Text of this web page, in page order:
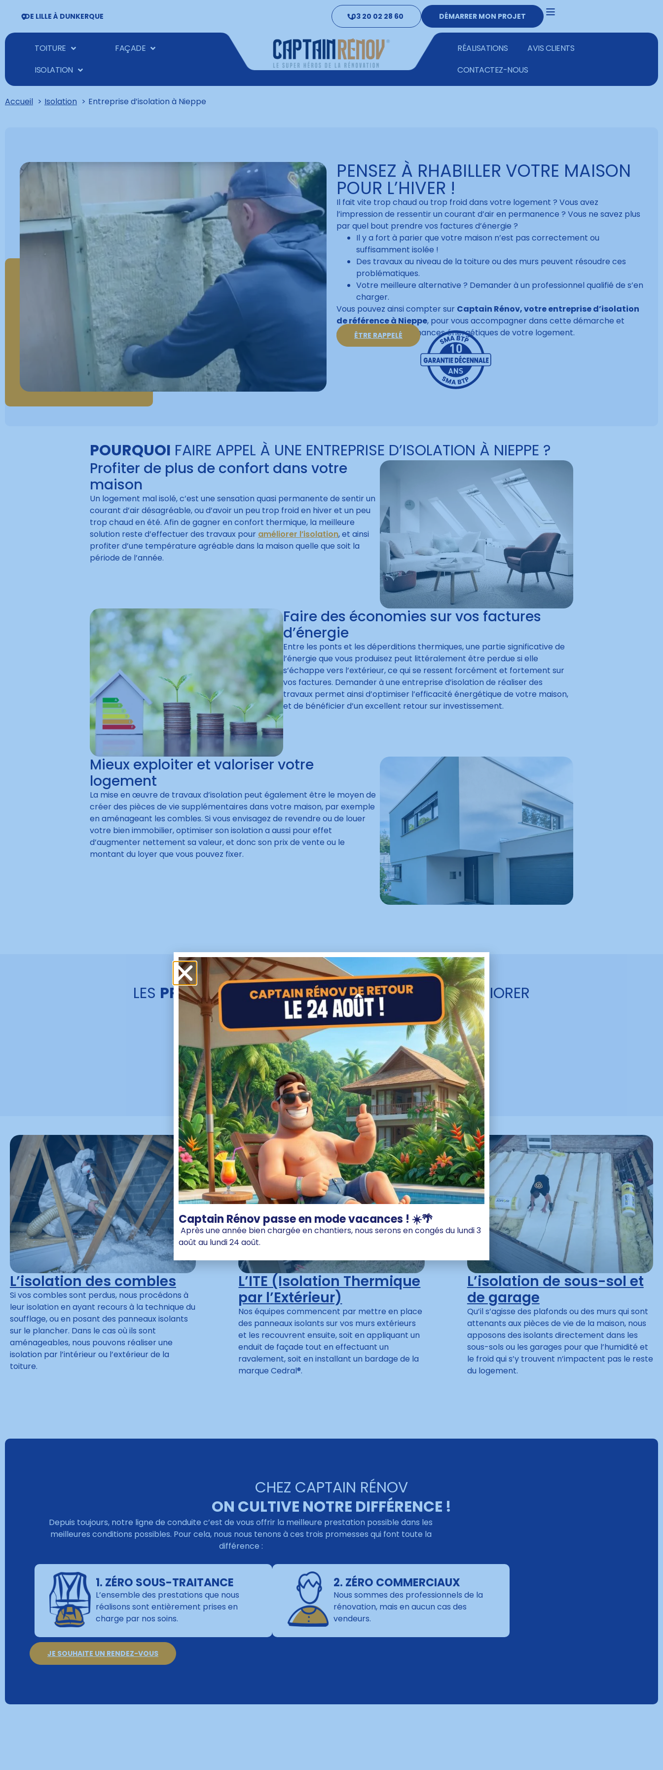
DE LILLE À DUNKERQUE 03 20 02 28 60 DÉMARRER MON PROJET
TOITURE
FAÇADE
ISOLATION
RÉALISATIONS
AVIS CLIENTS
CONTACTEZ-NOUS
Accueil Isolation Entreprise d’isolation à Nieppe
PENSEZ À RHABILLER VOTRE MAISON
POUR L’HIVER !
Il fait vite trop chaud ou trop froid dans votre logement ? Vous avez
l’impression de ressentir un courant d’air en permanence ? Vous ne savez plus
par quel bout prendre vos factures d’énergie ?
Il y a fort à parier que votre maison n’est pas correctement ou
suffisamment isolée !
Des travaux au niveau de la toiture ou des murs peuvent résoudre ces
problématiques.
Votre meilleure alternative ? Demander à un professionnel qualifié de s’en
charger.
Vous pouvez ainsi compter sur Captain Rénov, votre entreprise d’isolation
de référence à Nieppe, pour vous accompagner dans cette démarche et
optimiser les performances énergétiques de votre logement.
ÊTRE RAPPELÉ
POURQUOI FAIRE APPEL À UNE ENTREPRISE D’ISOLATION À NIEPPE ?
Profiter de plus de confort dans votre
maison
Un logement mal isolé, c’est une sensation quasi permanente de sentir un
courant d’air désagréable, ou d’avoir un peu trop froid en hiver et un peu
trop chaud en été. Afin de gagner en confort thermique, la meilleure
solution reste d’effectuer des travaux pour améliorer l’isolation, et ainsi
profiter d’une température agréable dans la maison quelle que soit la
période de l’année.
Faire des économies sur vos factures
d’énergie
Entre les ponts et les déperditions thermiques, une partie significative de
l’énergie que vous produisez peut littéralement être perdue si elle
s’échappe vers l’extérieur, ce qui se ressent forcément et fortement sur
vos factures. Demander à une entreprise d’isolation de réaliser des
travaux permet ainsi d’optimiser l’efficacité énergétique de votre maison,
et de bénéficier d’un excellent retour sur investissement.
Mieux exploiter et valoriser votre
logement
La mise en œuvre de travaux d’isolation peut également être le moyen de
créer des pièces de vie supplémentaires dans votre maison, par exemple
en aménageant les combles. Si vous envisagez de revendre ou de louer
votre bien immobilier, optimiser son isolation a aussi pour effet
d’augmenter nettement sa valeur, et donc son prix de vente ou le
montant du loyer que vous pouvez fixer.
LES PRESTATIONS DE CAPTAIN RÉNOVPOUR AMÉLIORER
L’ISOLATION DE VOTRE MAISON À NIEPPE
Notre entreprise d’isolation est à votre service à Nieppe et dans
l’ensemble des communes qui se trouvent en périphérie pour :
JE SOUHAITE UN DEVIS POUR MA MAISON
L’isolation des combles
Si vos combles sont perdus, nous procédons à
leur isolation en ayant recours à la technique du
soufflage, ou en posant des panneaux isolants
sur le plancher. Dans le cas où ils sont
aménageables, nous pouvons réaliser une
isolation par l’intérieur ou l’extérieur de la
toiture.
L’ITE (Isolation Thermique
par l’Extérieur)
Nos équipes commencent par mettre en place
des panneaux isolants sur vos murs extérieurs
et les recouvrent ensuite, soit en appliquant un
enduit de façade tout en effectuant un
ravalement, soit en installant un bardage de la
marque Cedral®.
L’isolation de sous-sol et
de garage
Qu’il s’agisse des plafonds ou des murs qui sont
attenants aux pièces de vie de la maison, nous
apposons des isolants directement dans les
sous-sols ou les garages pour que l’humidité et
le froid qui s’y trouvent n’impactent pas le reste
du logement.
CHEZ CAPTAIN RÉNOV
ON CULTIVE NOTRE DIFFÉRENCE !
Depuis toujours, notre ligne de conduite c’est de vous offrir la meilleure prestation possible dans les
meilleures conditions possibles. Pour cela, nous nous tenons à ces trois promesses qui font toute la
différence :
1. ZÉRO SOUS-TRAITANCE
L’ensemble des prestations que nous
réalisons sont entièrement prises en
charge par nos soins.
2. ZÉRO COMMERCIAUX
Nous sommes des professionnels de la
rénovation, mais en aucun cas des
vendeurs.
JE SOUHAITE UN RENDEZ-VOUS
Captain Rénov passe en mode vacances ! ☀️🌴
Après une année bien chargée en chantiers, nous serons en congés du lundi 3
août au lundi 24 août.